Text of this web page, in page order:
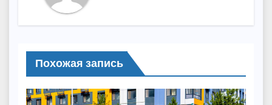
Похожая запись